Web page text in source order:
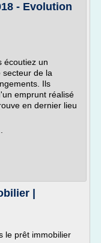
- Evolution
écoutiez un
secteur de la
Ils
emprunt réalisé
en dernier lieu
|
le prêt immobilier